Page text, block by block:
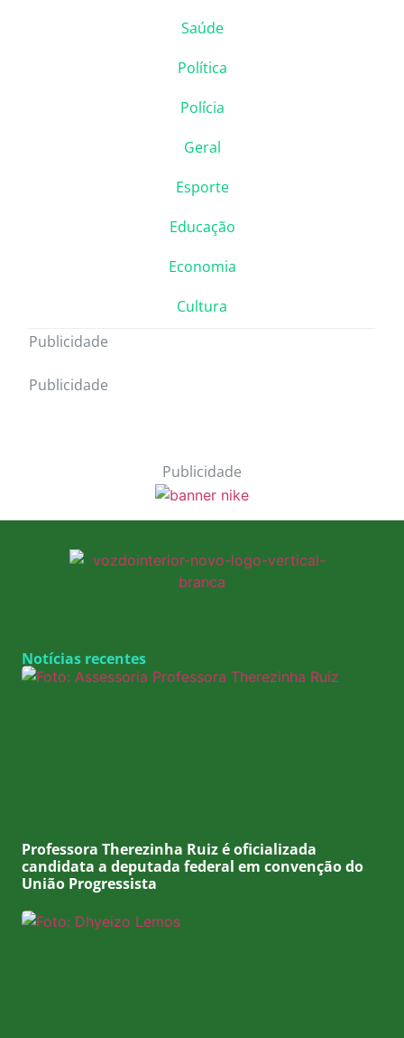
Saúde
Política
Polícia
Geral
Esporte
Educação
Economia
Cultura
Publicidade
Publicidade
Publicidade
Notícias recentes
Professora Therezinha Ruiz é oficializada
candidata a deputada federal em convenção do
União Progressista